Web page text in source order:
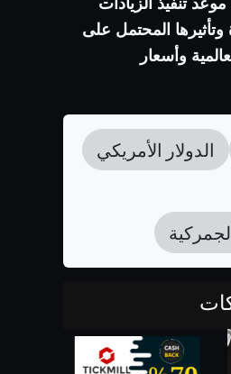
وتأثيرها المحتمل على
وأسعار
الدولار الأمريكي